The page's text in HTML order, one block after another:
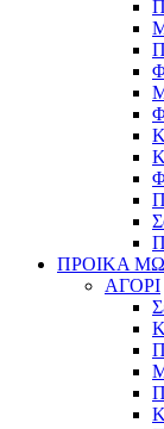
ΠΡΟΙΚΑ
ΑΓΟΡΙ